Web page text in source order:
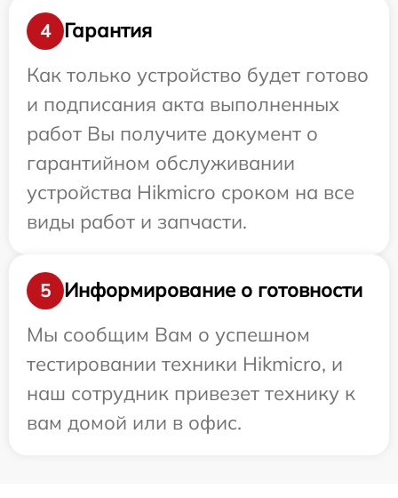
4
Гарантия
Как только устройство будет готово
и подписания акта выполненных
работ Вы получите документ о
гарантийном обслуживании
устройства Hikmicro сроком на все
виды работ и запчасти.
5
Информирование о готовности
Мы сообщим Вам о успешном
тестировании техники Hikmicro, и
наш сотрудник привезет технику к
вам домой или в офис.